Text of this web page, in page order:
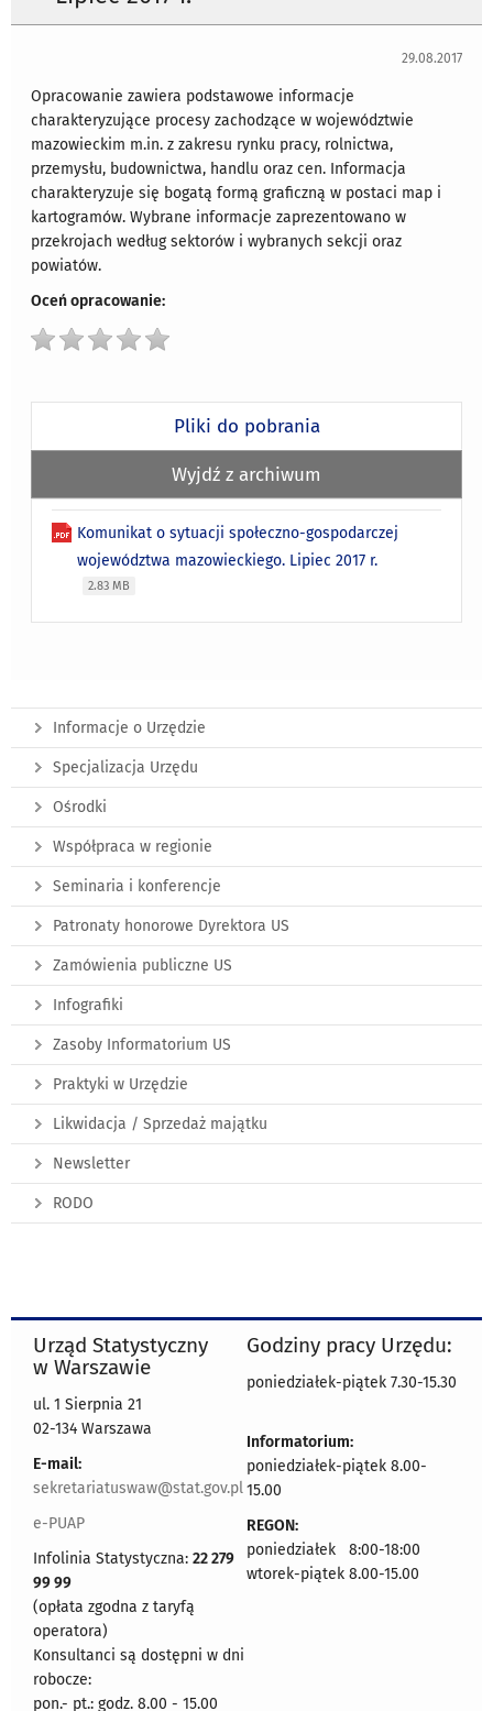
29.08.2017
Opracowanie zawiera podstawowe informacje
charakteryzujące procesy zachodzące w województwie
mazowieckim m.in. z zakresu rynku pracy, rolnictwa,
przemysłu, budownictwa, handlu oraz cen. Informacja
charakteryzuje się bogatą formą graficzną w postaci map i
kartogramów. Wybrane informacje zaprezentowano w
przekrojach według sektorów i wybranych sekcji oraz
powiatów.
Oceń opracowanie:
Pliki do pobrania
Wyjdź z archiwum
Komunikat o sytuacji społeczno-gospodarczej
województwa mazowieckiego. Lipiec 2017 r.
2.83 MB
Informacje o Urzędzie
Specjalizacja Urzędu
Ośrodki
Współpraca w regionie
Seminaria i konferencje
Patronaty honorowe Dyrektora US
Zamówienia publiczne US
Infografiki
Zasoby Informatorium US
Praktyki w Urzędzie
Likwidacja / Sprzedaż majątku
Newsletter
RODO
Urząd Statystyczny
w Warszawie
ul. 1 Sierpnia 21
02-134 Warszawa
E-mail:
sekretariatuswaw@stat.gov.pl
e-PUAP
Infolinia Statystyczna: 22 279
99 99
(opłata zgodna z taryfą
operatora)
Konsultanci są dostępni w dni
robocze:
pon.- pt.: godz. 8.00 - 15.00
Godziny pracy Urzędu:
poniedziałek-piątek 7.30-15.30
Informatorium:
poniedziałek-piątek 8.00-
15.00
REGON:
poniedziałek 8:00-18:00
wtorek-piątek 8.00-15.00